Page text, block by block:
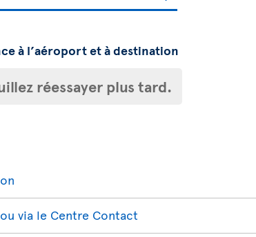
à l’aéroport et à destination
réessayer plus tard.
via le Centre Contact